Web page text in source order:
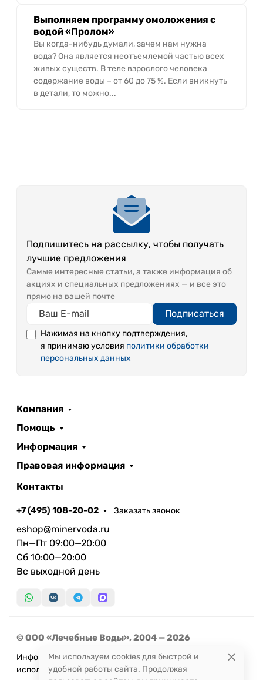
Выполняем программу омоложения с
водой «Пролом»
Вы когда-нибудь думали, зачем нам нужна
вода? Она является неотъемлемой частью всех
живых существ. В теле взрослого человека
содержание воды – от 60 до 75 %. Если вникнуть
в детали, то можно...
Подпишитесь на рассылку, чтобы получать
лучшие предложения
Самые интересные статьи, а также информация об
акциях и специальных предложениях — и все это
прямо на вашей почте
Подписаться
Нажимая на кнопку подтверждения,
я принимаю условия политики обработки
персональных данных
Компания
Помощь
Информация
Правовая информация
Контакты
+7 (495) 108-20-02 Заказать звонок
eshop@minervoda.ru
Пн—Пт 09:00—20:00
Сб 10:00—20:00
Вс выходной день
© ООО «Лечебные Воды», 2004 — 2026
Информация, представленная на сайте, не может быть
использована
Мы используем cookies для быстрой и
удобной работы сайта. Продолжая